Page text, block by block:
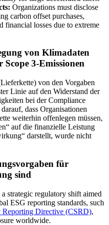
Organizations must disclose
carbon offset purchases,
financial losses due to extreme
von Klimadaten
3-Emissionen
von den Vorgaben
Linie auf den Widerstand der
bei der Compliance
dass Organisationen
weiterhin offenlegen müssen,
auf die finanzielle Leistung
darstellt, wurde nicht
für
sind
strategic regulatory shift aimed
ESG reporting standards, such
Reporting Directive (CSRD),
worldwide.